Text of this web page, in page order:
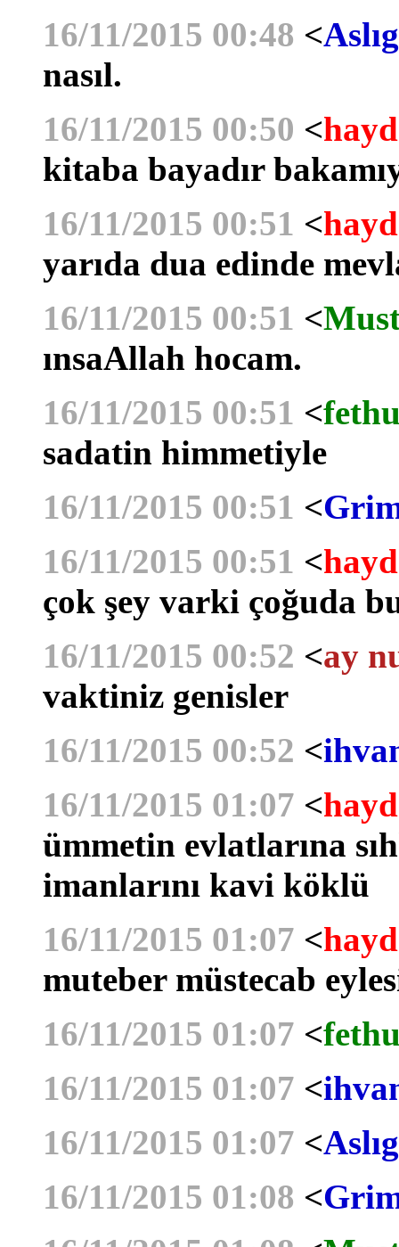
16/11/2015 00:48 <
nasıl.
16/11/2015 00:50 <
kitaba bayadır
16/11/2015 00:51 <
yarıda dua edinde
16/11/2015 00:51 <
ınsaAllah hocam.
16/11/2015 00:51 <
sadatin himmetiyle
16/11/2015 00:51 <
16/11/2015 00:51 <
çok şey varki çoğuda
16/11/2015 00:52 <ay
vaktiniz genisler
16/11/2015 00:52 <
16/11/2015 01:07 <
ümmetin evlatlarına
imanlarını kavi köklü
16/11/2015 01:07 <
muteber müstecab
16/11/2015 01:07 <
16/11/2015 01:07 <
16/11/2015 01:07 <
16/11/2015 01:08 <